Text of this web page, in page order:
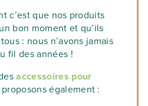
c’est que nos produits
bon moment et qu’ils
: nous n’avons jamais
fil des années !
accessoires pour
également :